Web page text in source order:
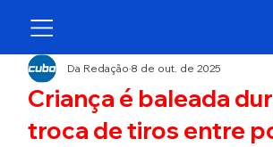
Criança é baleada
troca de tiros entre
Da Redação8 de out. de 2025